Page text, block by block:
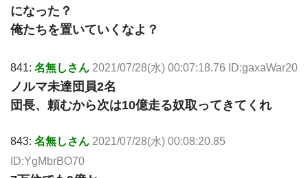
になった？
俺たちを置いていくなよ？
841: 名無しさん 2021/07/28(水) 00:07:18.76 ID:gaxaWar20
ノルマ未達団員2名
団長、頼むから次は10億走る奴取ってきてくれ
843: 名無しさん 2021/07/28(水) 00:08:20.85
ID:YgMbrBO70